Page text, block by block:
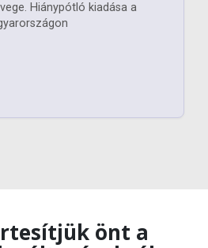
Hiánypótló kiadása a
önt a